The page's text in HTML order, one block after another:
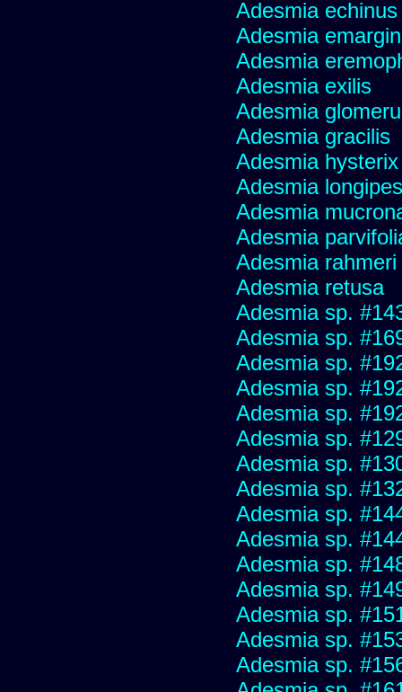
Adesmia echinus
Adesmia
Adesmia
Adesmia exilis
Adesmia
Adesmia gracilis
Adesmia hysterix
Adesmia
Adesmia
Adesmia
Adesmia rahmeri
Adesmia retusa
Adesmia sp.
Adesmia sp.
Adesmia sp.
Adesmia sp.
Adesmia sp.
Adesmia sp.
Adesmia sp.
Adesmia sp.
Adesmia sp.
Adesmia sp.
Adesmia sp.
Adesmia sp.
Adesmia sp.
Adesmia sp.
Adesmia sp.